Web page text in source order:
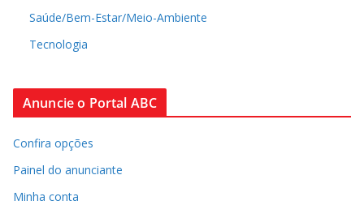
Saúde/Bem-Estar/Meio-Ambiente
Tecnologia
Anuncie o Portal ABC
Confira opções
Painel do anunciante
Minha conta